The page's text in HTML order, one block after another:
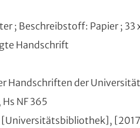
; Beschreibstoff: Papier ; 33
Handschrift
Handschriften der
NF 365
[Universitätsbibliothek],